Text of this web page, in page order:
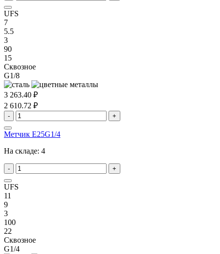
UFS
7
5.5
3
90
15
Сквозное
G1/8
3 263.40 ₽
2 610.72 ₽
- +
Метчик E25G1/4
На складе: 4
- +
UFS
11
9
3
100
22
Сквозное
G1/4